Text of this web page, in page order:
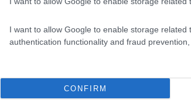
I want to allow Google to enable storage related
authentication functionality and fraud
CONFIRM